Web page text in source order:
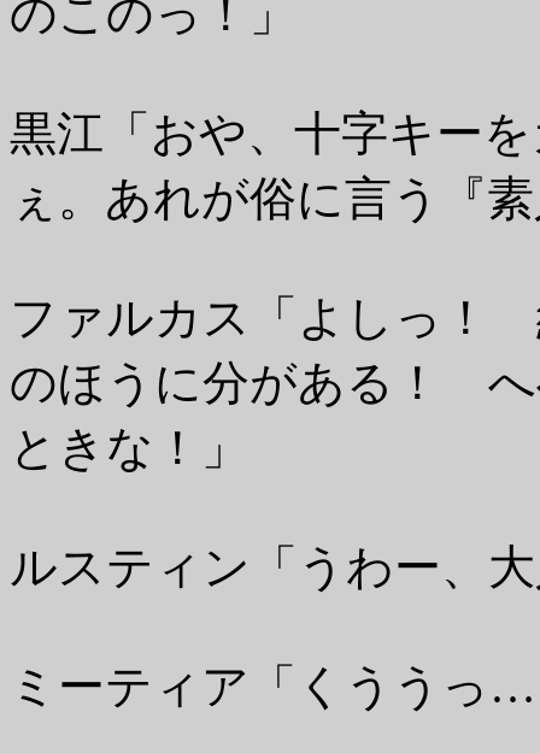
のこのっ！」
黒江「おや、十字キー
ぇ。あれが俗に言う『
ファルカス「よしっ！
のほうに分がある！
ときな！」
ルスティン「うわー、
ミーティア「くうう